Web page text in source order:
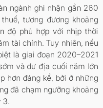
ngành ghi nhận gần 260
tương đương khoảng
độ phù hợp với nhịp thời
tài chính. Tuy nhiên, nếu
là giai đoạn 2020–2021
và dư địa cuối năm lớn
hơn đáng kể, bởi ở những
đã chạm ngưỡng khoảng
3.